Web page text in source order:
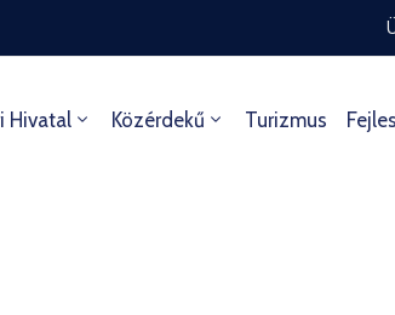
Hivatal Közérdekű Turizmus